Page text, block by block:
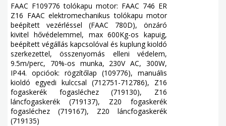
FAAC F109776 tolókapu motor: FAAC 746 ER
Z16 FAAC elektromechanikus tolókapu motor
beépített vezérléssel (FAAC 780D), önzáró
kivitel hővédelemmel, max 600Kg-os kapuig,
beépített végállás kapcsolóval és kuplung kioldó
szerkezettel, összenyomás elleni védelem,
9.5m/perc, 70%-os munka, 230V AC, 300W,
IP44. opcióok: rögzítőlap (109776), manuális
kioldó egyedi kulccsal (712751-712786), Z16
fogaskerék fogasléchez (719130), Z16
láncfogaskerék (719137), Z20 fogaskerék
fogasléchez (719167), Z20 láncfogaskerék
(719135)